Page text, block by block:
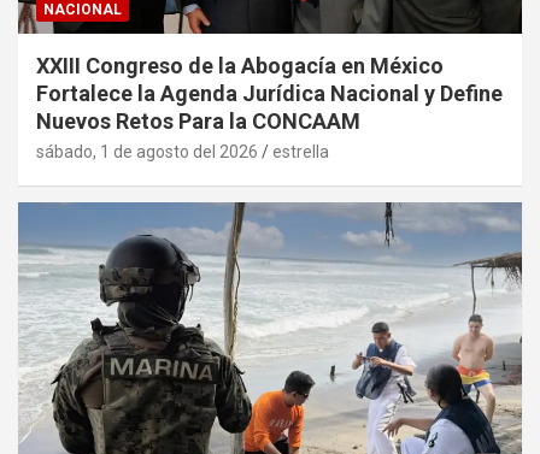
NACIONAL
XXIII Congreso de la Abogacía en México
Fortalece la Agenda Jurídica Nacional y Define
Nuevos Retos Para la CONCAAM
sábado, 1 de agosto del 2026 estrella